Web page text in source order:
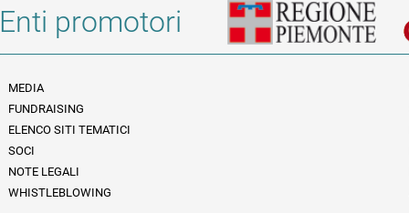
Enti promotori
Informazioni legali e trasparenza
MEDIA
FUNDRAISING
ELENCO SITI TEMATICI
SOCI
NOTE LEGALI
WHISTLEBLOWING